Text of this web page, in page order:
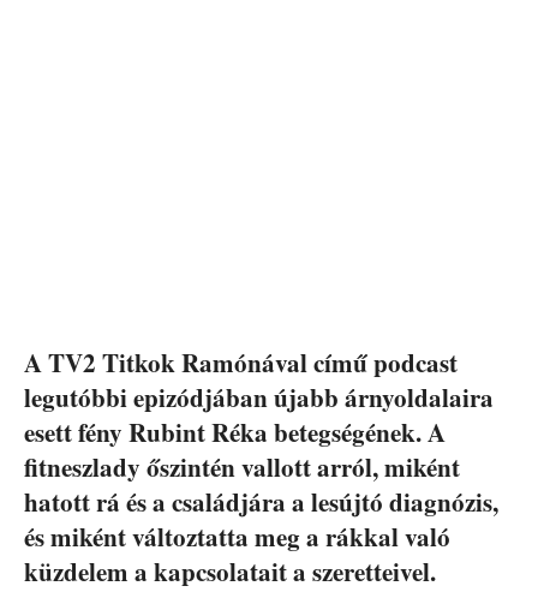
A TV2 Titkok Ramónával című podcast
legutóbbi epizódjában újabb árnyoldalaira
esett fény Rubint Réka betegségének. A
fitneszlady őszintén vallott arról, miként
hatott rá és a családjára a lesújtó diagnózis,
és miként változtatta meg a rákkal való
küzdelem a kapcsolatait a szeretteivel.